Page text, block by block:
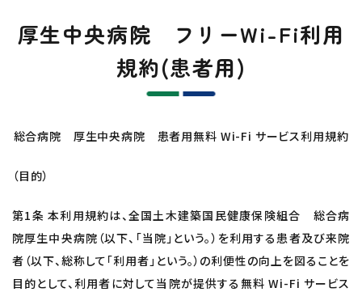
厚生中央病院 フリーWi-Fi利用
規約(患者用)
総合病院 厚生中央病院 患者用無料 Wi-Fi サービス利用規約
（目的）
第1条 本利用規約は、全国土木建築国民健康保険組合 総合病
院厚生中央病院（以下、「当院」という。）を利用する患者及び来院
者（以下、総称して「利用者」という。）の利便性の向上を図ることを
目的として、利用者に対して当院が提供する無料 Wi-Fi サービス